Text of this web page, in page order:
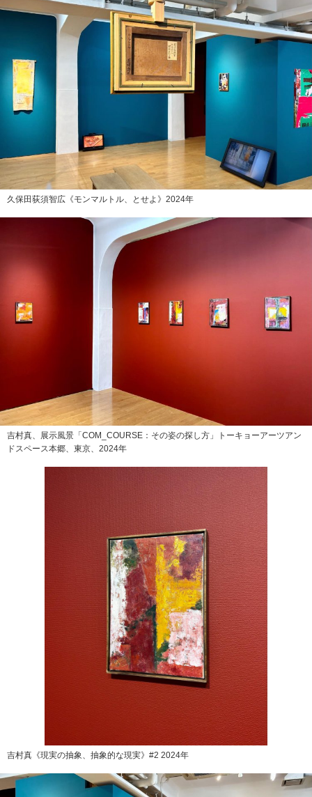
久保田荻須智広《モンマルトル、とせよ》2024年
吉村真、展示風景「COM_COURSE：その姿の探し方」トーキョーアーツアン
ドスペース本郷、東京、2024年
吉村真《現実の抽象、抽象的な現実》#2 2024年